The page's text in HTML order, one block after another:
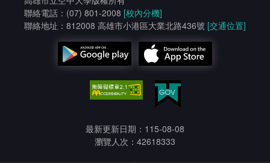
聯絡電話：(07) 801-2008 [校內分機]
聯絡地址：812008 高雄市小港區大業北路436號 [交通位置]
最新更新日期：115-08-08
瀏覽人次：42618333